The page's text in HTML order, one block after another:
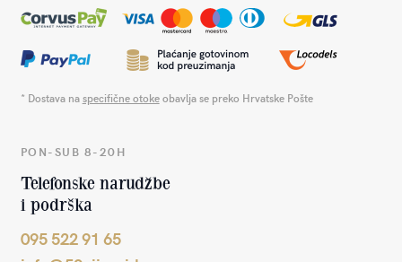
* Dostava naspecifične otokeobavlja se preko Hrvatske Pošte
PON-SUB 8-20H
Telefonske narudžbe
i podrška
095 522 91 65